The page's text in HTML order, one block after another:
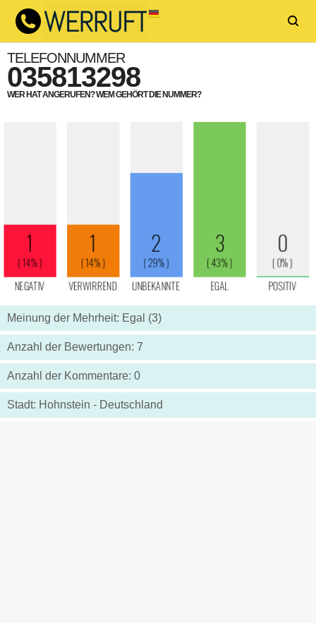
TELEFONNUMMER
035813298
WER HAT ANGERUFEN? WEM GEHÖRT DIE NUMMER?
Meinung der Mehrheit: Egal (3)
Anzahl der Bewertungen: 7
Anzahl der Kommentare: 0
Stadt: Hohnstein - Deutschland